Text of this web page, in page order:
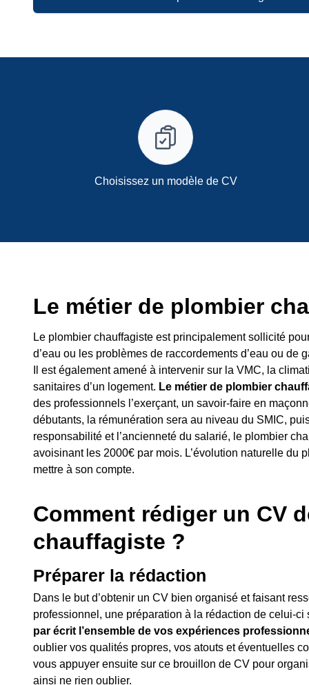
Choisissez un modèle de CV
Le métier de plombier
Le plombier chauffagiste est principalement sollicité
d’eau ou les problèmes de raccordements d’eau ou de
Il est également amené à intervenir sur la VMC, la
sanitaires d’un logement. Le métier de plombier
des professionnels l’exerçant, un savoir-faire en
débutants, la rémunération sera au niveau du SMIC,
responsabilité et l’ancienneté du salarié, le plombier
avoisinant les 2000€ par mois. L’évolution naturelle du
mettre à son compte.
Comment rédiger un CV
chauffagiste ?
Préparer la rédaction
Dans le but d’obtenir un CV bien organisé et faisant
professionnel, une préparation à la rédaction de celui-
par écrit l’ensemble de vos expériences
oublier vos qualités propres, vos atouts et éventuelles
vous appuyer ensuite sur ce brouillon de CV pour
ainsi ne rien oublier.